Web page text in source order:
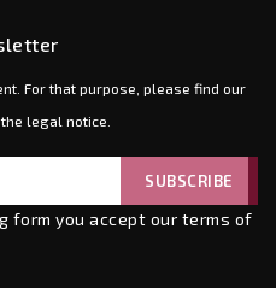
For that purpose, please find our
legal notice.
form you accept our terms of